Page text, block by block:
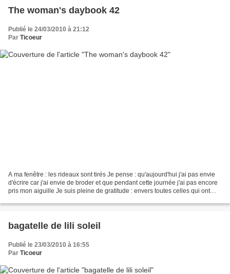
The woman's daybook 42
Publié le 24/03/2010 à 21:12
Par Ticoeur
A ma fenêtre : les rideaux sont tirés Je pense : qu'aujourd'hui j'ai pas envie
d'écrire car j'ai envie de broder et que pendant cette journée j'ai pas encore
pris mon aiguille Je suis pleine de gratitude : envers toutes celles qui ont
bagatelle de lili soleil
Publié le 23/03/2010 à 16:55
Par Ticoeur